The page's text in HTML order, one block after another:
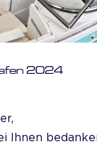
2024
Ihnen